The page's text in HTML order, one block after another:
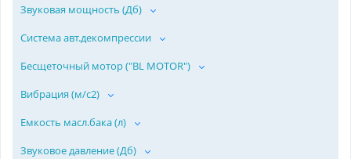
Звуковая мощность (Дб)
Система авт.декомпрессии
Бесщеточный мотор ("BL MOTOR")
Вибрация (м/с2)
Емкость масл.бака (л)
Звуковое давление (Дб)